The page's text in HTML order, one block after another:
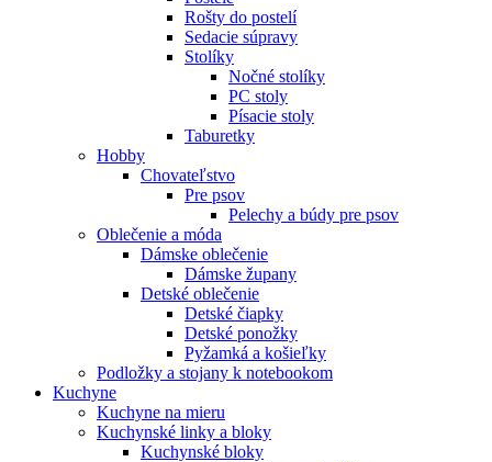
Rošty do postelí
Sedacie súpravy
Stolíky
Nočné stolíky
PC stoly
Písacie stoly
Taburetky
Hobby
Chovateľstvo
Pre psov
Pelechy a búdy pre psov
Oblečenie a móda
Dámske oblečenie
Dámske župany
Detské oblečenie
Detské čiapky
Detské ponožky
Pyžamká a košieľky
Podložky a stojany k notebookom
Kuchyne
Kuchyne na mieru
Kuchynské linky a bloky
Kuchynské bloky